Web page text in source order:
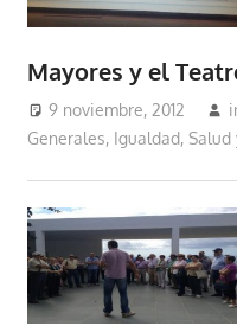
Mayores y el
9 noviembre, 2012
Generales, Igualdad,